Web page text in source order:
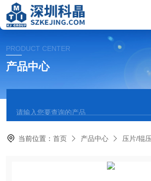
PRODUCT CENTER
产品中心
当前位置：首页 产品中心 压片/辊